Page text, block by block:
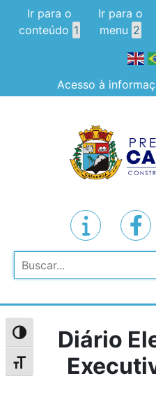
Alternar alto contraste
Alternar tamanho da fonte
Ir para o
conteúdo 1
Ir para o
menu 2
Acesso à
Pesquisar
Diário